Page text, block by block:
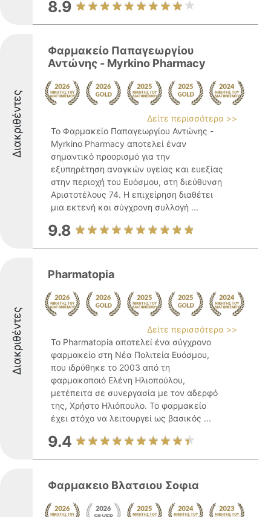
8.9
Διακριθέντες
Φαρμακείο Παπαγεωργίου
Αντώνης - Myrkino Pharmacy
Δείτε περισσότερα >>
Το Φαρμακείο Παπαγεωργίου Αντώνης -
Myrkino Pharmacy αποτελεί έναν
σημαντικό προορισμό για την
εξυπηρέτηση αναγκών υγείας και ευεξίας
στην περιοχή του Ευόσμου, στη διεύθυνση
Αριστοτέλους 74. Η επιχείρηση διαθέτει
μια εκτενή και σύγχρονη συλλογή ...
9.8
Διακριθέντες
Pharmatopia
Δείτε περισσότερα >>
Το Pharmatopia αποτελεί ένα σύγχρονο
φαρμακείο στη Νέα Πολιτεία Ευόσμου,
που ιδρύθηκε το 2003 από τη
φαρμακοποιό Ελένη Ηλιοπούλου,
μετέπειτα σε συνεργασία με τον αδερφό
της, Χρήστο Ηλιόπουλο. Το φαρμακείο
έχει στόχο να λειτουργεί ως βασικός ...
9.4
Φαρμακειο Βλατσιου Σοφια